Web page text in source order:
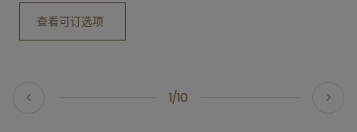
1/10
查看可订选项